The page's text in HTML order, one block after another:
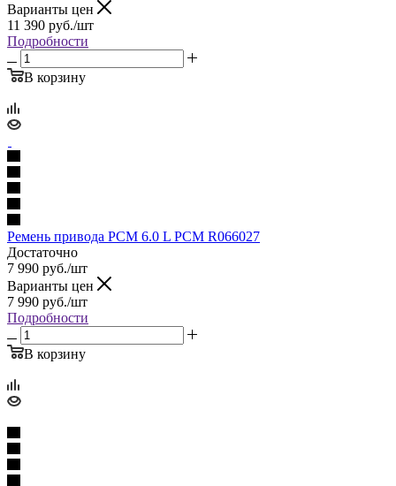
Варианты цен
11 390 руб./шт
Подробности
В корзину
Ремень привода PCM 6.0 L PCM R066027
Достаточно
7 990 руб./шт
Варианты цен
7 990 руб./шт
Подробности
В корзину